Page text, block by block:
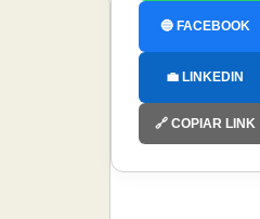
🔵 FACEBOOK
💼 LINKEDIN
🔗 COPIAR LINK